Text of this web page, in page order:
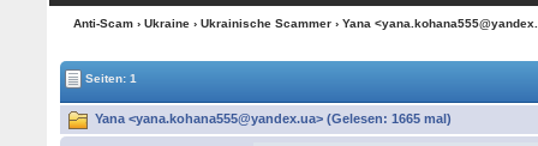
Anti-Scam› Ukraine› Ukrainische Scammer› Yana
Seiten: 1
Yana <yana.kohana555@yandex.ua> (Gelesen: 1665 mal)